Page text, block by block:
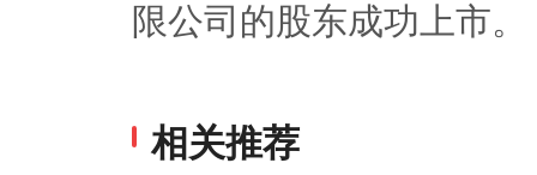
限公司的股东成功上市。
相关推荐